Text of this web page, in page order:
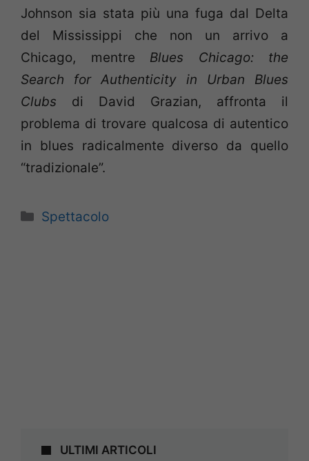
Johnson sia stata più una fuga dal Delta
del Mississippi che non un arrivo a
Chicago, mentre Blues Chicago: the
Search for Authenticity in Urban Blues
Clubs di David Grazian, affronta il
problema di trovare qualcosa di autentico
in blues radicalmente diverso da quello
“tradizionale”.
Categorie
Spettacolo
ULTIMI ARTICOLI